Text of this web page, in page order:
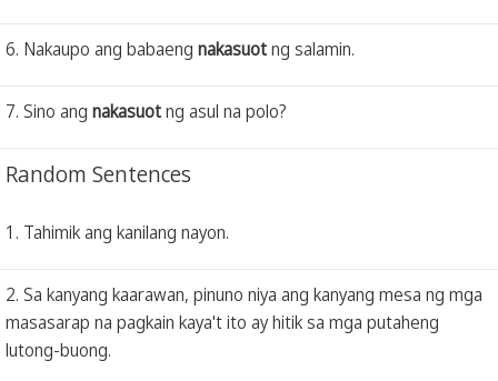
6. Nakaupo ang babaeng nakasuotng salamin.
7. Sino ang nakasuotng asul na polo?
Random Sentences
1. Tahimik ang kanilang nayon.
2. Sa kanyang kaarawan, pinuno niya ang kanyang mesa ng mga
masasarap na pagkain kaya't ito ay hitik sa mga putaheng
lutong-buong.